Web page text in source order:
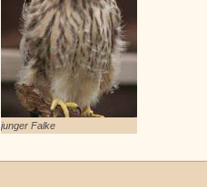
junger Falke